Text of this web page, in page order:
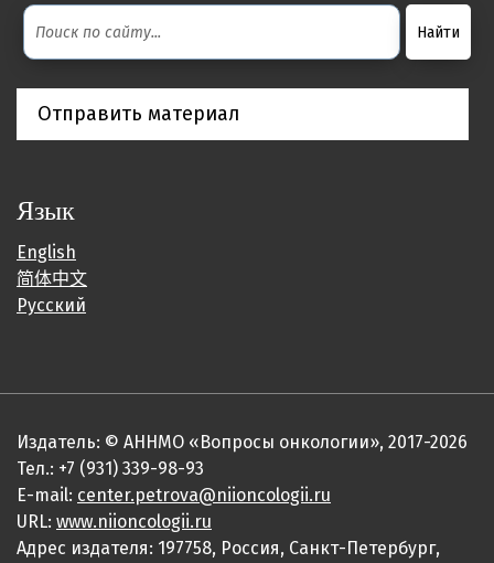
Отправить материал
Язык
English
简体中文
Русский
Издатель: © АННМО «Вопросы онкологии», 2017-2026
Тел.: +7 (931) 339-98-93
E-mail: center.petrova@niioncologii.ru
URL: www.niioncologii.ru
Адрес издателя: 197758, Россия, Санкт-Петербург,